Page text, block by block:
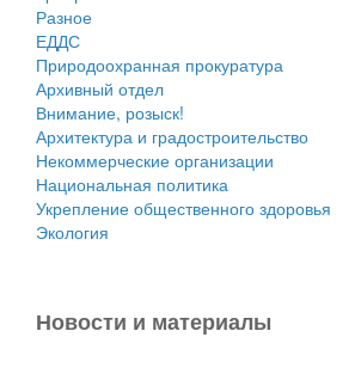
Сельские поселения
Разное
ЕДДС
Природоохранная прокуратура
Архивный отдел
Внимание, розыск!
Архитектура и градостроительство
Некоммерческие организации
Национальная политика
Укрепление общественного здоровья
Экология
Новости и материалы